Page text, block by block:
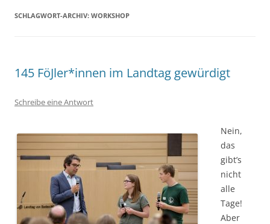
SCHLAGWORT-ARCHIV: WORKSHOP
145 FöJler*innen im Landtag gewürdigt
Schreibe eine Antwort
Nein,
das
gibt’s
nicht
alle
Tage!
Aber